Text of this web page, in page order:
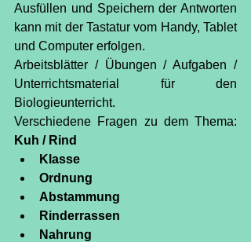
Ausfüllen und Speichern der Antworten
kann mit der Tastatur vom Handy, Tablet
und Computer erfolgen.
Arbeitsblätter / Übungen / Aufgaben /
Unterrichtsmaterial für den
Biologieunterricht.
Kuh / Rind
Klasse
Ordnung
Abstammung
Rinderrassen
Nahrung